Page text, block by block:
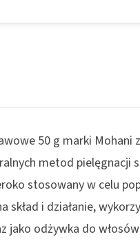
50 g marki Mohani
metod pielęgnacji
stosowany w celu
skład i działanie,
jako odżywka do